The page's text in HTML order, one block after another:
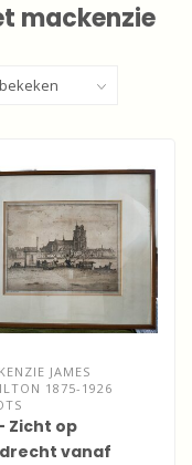
mackenzie
JAMES
1875-1926
Zicht op
vanaf